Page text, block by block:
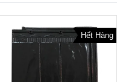
Hết Hàng